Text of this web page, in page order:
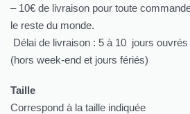
– 10€ de livraison pour toute
le reste du monde.
Délai de livraison : 5 à 10 jours
(hors week-end et jours fériés)
Taille
Correspond à la taille indiquée